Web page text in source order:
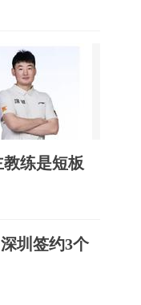
练是短板
圳签约3个